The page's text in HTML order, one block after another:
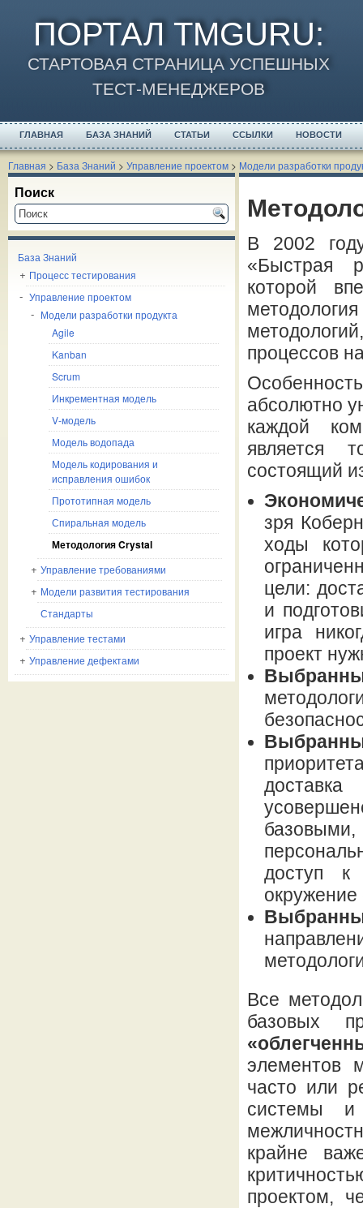
ПОРТАЛ TMGURU:
СТАРТОВАЯ СТРАНИЦА УСПЕШНЫХ
ТЕСТ-МЕНЕДЖЕРОВ
ГЛАВНАЯ БАЗА ЗНАНИЙ СТАТЬИ ССЫЛКИ НОВОСТИ
Главная > База Знаний > Управление проектом > Модели разработки
Поиск
База Знаний
Процесс тестирования
Управление проектом
Модели разработки продукта
Agile
Kanban
Scrum
Инкрементная модель
V-модель
Модель водопада
Модель кодирования и
исправления ошибок
Прототипная модель
Спиральная модель
Методология Crystal
Управление требованиями
Модели развития тестирования
Стандарты
Управление тестами
Управление дефектами
В 2002
«Быстрая
которой
процессов
абсолютно
каждой
является
состоящий
зря
ходы
цели:
и
игра
проект
доступ к
окружение
Все
базовых
элементов
часто или
системы и
крайне
проектом,